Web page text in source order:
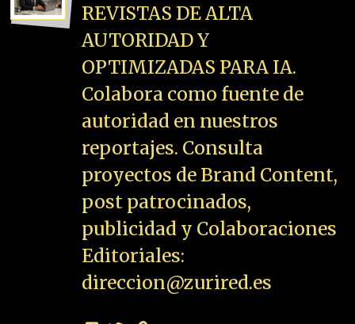
REVISTAS DE ALTA
AUTORIDAD Y
OPTIMIZADAS PARA IA.
Colabora como fuente de
autoridad en nuestros
reportajes. Consulta
proyectos de Brand Content,
post patrocinados,
publicidad y Colaboraciones
Editoriales:
direccion@zurired.es